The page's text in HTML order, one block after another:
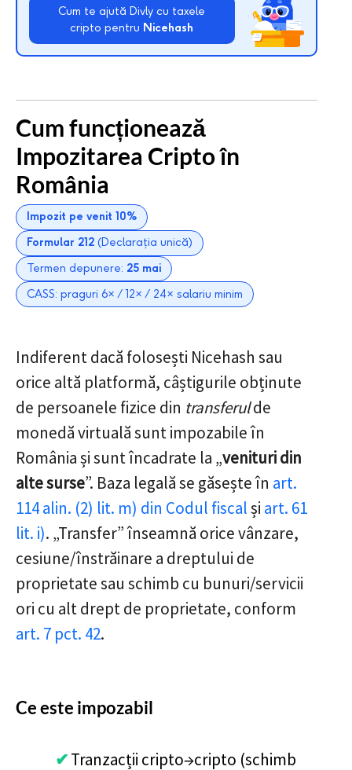
Cum te ajută Divly cu taxele
cripto pentru Nicehash
Cum funcționează
Impozitarea Cripto în
România
Impozit pe venit 10%
Formular 212(Declarația unică)
Termen depunere: 25 mai
CASS: praguri 6× / 12× / 24× salariu minim
Indiferent dacă folosești Nicehash sau
orice altă platformă, câștigurile obținute
de persoanele fizice din transferulde
monedă virtuală sunt impozabile în
România și sunt încadrate la „venituri din
alte surse”. Baza legală se găsește în art.
114 alin. (2) lit. m) din Codul fiscalși art. 61
lit. i). „Transfer” înseamnă orice vânzare,
cesiune/înstrăinare a dreptului de
proprietate sau schimb cu bunuri/servicii
ori cu alt drept de proprietate, conform
art. 7 pct. 42.
Ce este impozabil
Tranzacții cripto→cripto (schimb